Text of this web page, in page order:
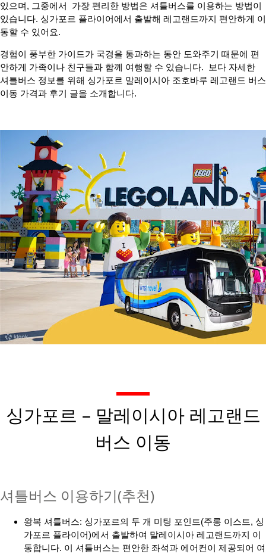
있으며, 그중에서 가장 편리한 방법은 셔틀버스를 이용하는 방법이
있습니다. 싱가포르 플라이어에서 출발해 레고랜드까지 편안하게 이
동할 수 있어요.
경험이 풍부한 가이드가 국경을 통과하는 동안 도와주기 때문에 편
안하게 가족이나 친구들과 함께 여행할 수 있습니다. 보다 자세한
셔틀버스 정보를 위해 싱가포르 말레이시아 조호바루 레고랜드 버스
이동 가격과 후기 글을 소개합니다.
싱가포르 – 말레이시아 레고랜드
버스 이동
셔틀버스 이용하기(추천)
왕복 셔틀버스: 싱가포르의 두 개 미팅 포인트(주롱 이스트, 싱
가포르 플라이어)에서 출발하여 말레이시아 레고랜드까지 이
동합니다. 이 셔틀버스는 편안한 좌석과 에어컨이 제공되어 여